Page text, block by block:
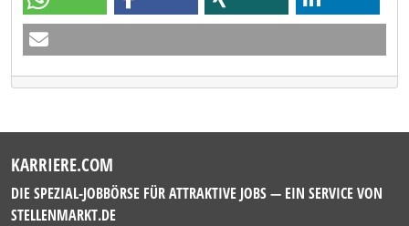
KARRIERE.COM
DIE SPEZIAL-JOBBÖRSE FÜR ATTRAKTIVE JOBS — EIN SERVICE VON
STELLENMARKT.DE